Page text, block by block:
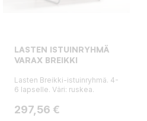
LASTEN ISTUINRYHMÄ
VARAX BREIKKI
Lasten Breikki-istuinryhmä. 4-
6 lapselle. Väri: ruskea.
Hinta
297,56 €